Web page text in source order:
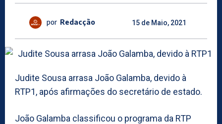
por Redacção 15 de Maio, 2021
Judite Sousa arrasa João Galamba, devido à
RTP1, após afirmações do secretário de estado.
João Galamba classificou o programa da RTP